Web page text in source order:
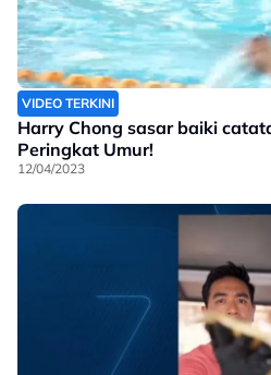
VIDEO TERKINI
Harry Chong sasar baiki
Peringkat Umur!
12/04/2023